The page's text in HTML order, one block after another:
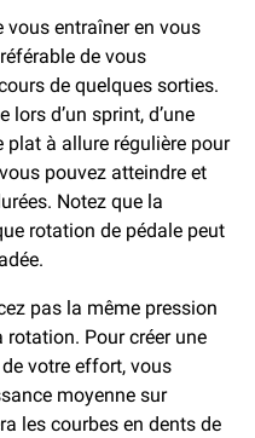
vous entraîner en vous
de vous
de quelques sorties.
d’un sprint, d’une
plat à allure régulière pour
pouvez atteindre et
Notez que la
rotation de pédale peut
pas la même pression
Pour créer une
votre effort, vous
moyenne sur
les courbes en dents de